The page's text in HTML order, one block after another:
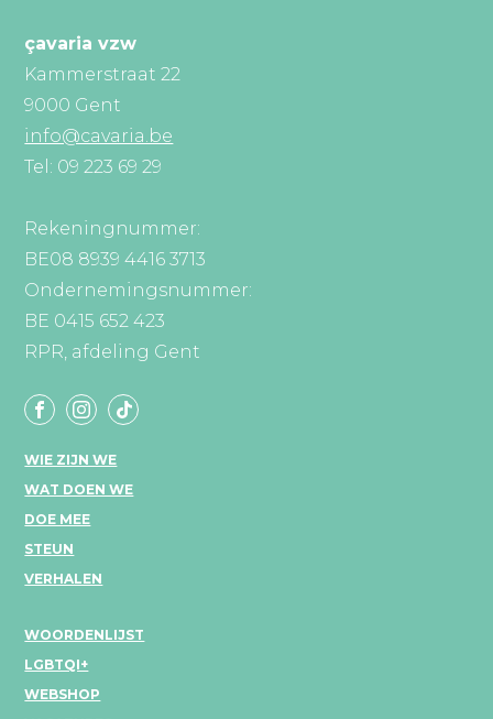
çavaria vzw
Kammerstraat 22
9000 Gent
info@cavaria.be
Tel: 09 223 69 29
Rekeningnummer:
BE08 8939 4416 3713
Ondernemingsnummer:
BE 0415 652 423
RPR, afdeling Gent
WIE ZIJN WE
WAT DOEN WE
DOE MEE
STEUN
VERHALEN
WOORDENLIJST
LGBTQI+
WEBSHOP